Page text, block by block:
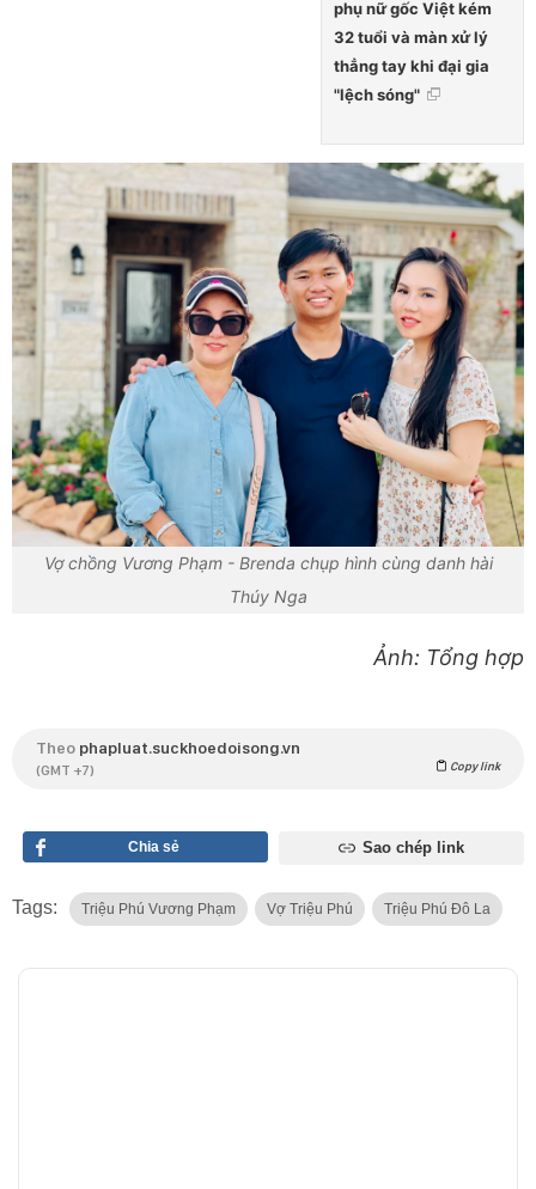
phụ nữ gốc Việt kém
32 tuổi và màn xử lý
thẳng tay khi đại gia
"lệch sóng"
Vợ chồng Vương Phạm - Brenda chụp hình cùng danh hài
Thúy Nga
Ảnh: Tổng hợp
Theo phapluat.suckhoedoisong.vn
(GMT +7) Copy link
Chia sẻ Sao chép link
Tags: Triệu Phú Vương Phạm Vợ Triệu Phú Triệu Phú Đô La